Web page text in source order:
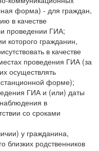
форма) - для граждан,
в качестве
проведении ГИА;
которого гражданин,
в качестве
проведения ГИА (за
осуществлять
форме);
ГИА и (или) даты
в
со сроками
у гражданина,
близких родственников